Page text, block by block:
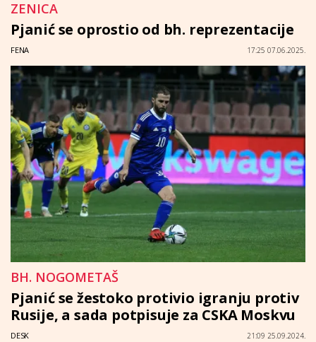
ZENICA
Pjanić se oprostio od bh. reprezentacije
FENA 17:25 07.06.2025.
BH. NOGOMETAŠ
Pjanić se žestoko protivio igranju protiv
Rusije, a sada potpisuje za CSKA Moskvu
DESK 21:09 25.09.2024.